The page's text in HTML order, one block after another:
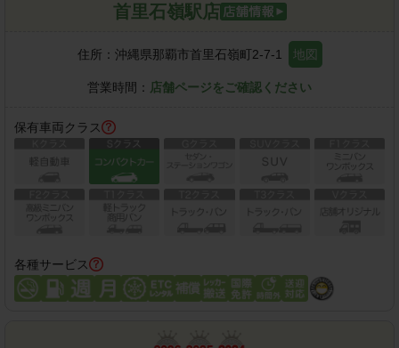
首里石嶺駅店
住所： 沖縄県那覇市首里石嶺町2-7-1 地図
営業時間： 店舗ページをご確認ください
保有車両クラス
各種サービス